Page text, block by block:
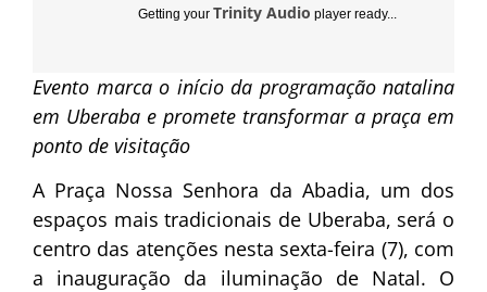
Getting your Trinity Audio player ready...
Evento marca o início da programação natalina
em Uberaba e promete transformar a praça em
ponto de visitação
A Praça Nossa Senhora da Abadia, um dos
espaços mais tradicionais de Uberaba, será o
centro das atenções nesta sexta-feira (7), com
a inauguração da iluminação de Natal. O